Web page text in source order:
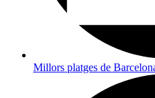
Millors platges de